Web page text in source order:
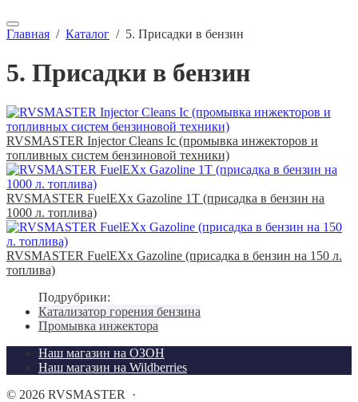
Главная / Каталог / 5. Присадки в бензин
5. Присадки в бензин
RVSMASTER Injector Cleans Ic (промывка инжекторов и
топливных систем бензиновой техники)
RVSMASTER FuelEXx Gazoline 1T (присадка в бензин на
1000 л. топлива)
RVSMASTER FuelEXx Gazoline (присадка в бензин на 150 л.
топлива)
Подрубрики:
Катализатор горения бензина
Промывка инжектора
Наш магазин на ОЗОН
Наш магазин на Wildberries
© 2026 RVSMASTER
·